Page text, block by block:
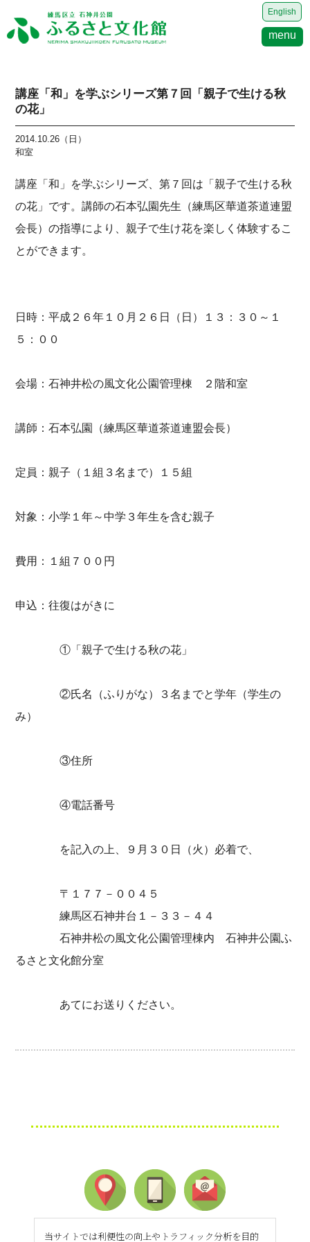
English
menu
講座「和」を学ぶシリーズ第７回「親子で生ける秋
の花」
2014.10.26（日）
和室
講座「和」を学ぶシリーズ、第７回は「親子で生ける秋
の花」です。講師の石本弘園先生（練馬区華道茶道連盟
会長）の指導により、親子で生け花を楽しく体験するこ
とができます。
日時：平成２６年１０月２６日（日）１３：３０～１
５：００
会場：石神井松の風文化公園管理棟 ２階和室
講師：石本弘園（練馬区華道茶道連盟会長）
定員：親子（１組３名まで）１５組
対象：小学１年～中学３年生を含む親子
費用：１組７００円
申込：往復はがきに
①「親子で生ける秋の花」
②氏名（ふりがな）３名までと学年（学生の
み）
③住所
④電話番号
を記入の上、９月３０日（火）必着で、
〒１７７－００４５
練馬区石神井台１－３３－４４
石神井松の風文化公園管理棟内 石神井公園ふ
るさと文化館分室
あてにお送りください。
当サイトでは利便性の向上やトラフィック分析を目的